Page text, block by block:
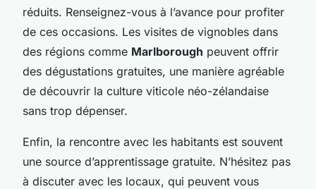
réduits. Renseignez-vous à l’avance pour profiter
de ces occasions. Les visites de vignobles dans
des régions comme Marlborough peuvent offrir
des dégustations gratuites, une manière agréable
de découvrir la culture viticole néo-zélandaise
sans trop dépenser.
Enfin, la rencontre avec les habitants est souvent
une source d’apprentissage gratuite. N’hésitez pas
à discuter avec les locaux, qui peuvent vous